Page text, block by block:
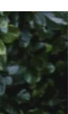
metáforas
un arco
"Cursi"
sin filtros y